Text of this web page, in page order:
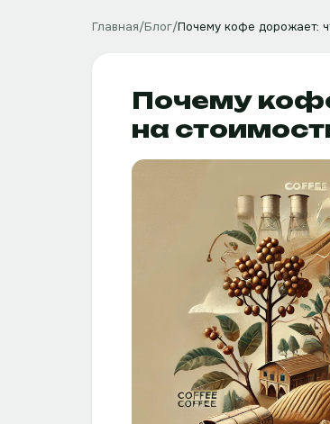
Главная/Блог/Почему кофе дорожает:
Почему
на